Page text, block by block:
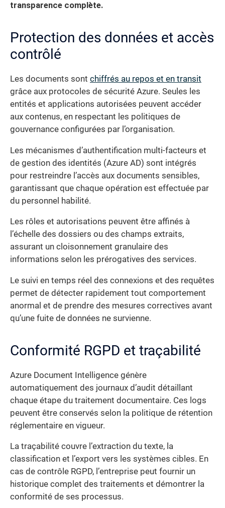
transparence complète.
Protection des données et accès
contrôlé
Les documents sont chiffrés au repos et en transit
grâce aux protocoles de sécurité Azure. Seules les
entités et applications autorisées peuvent accéder
aux contenus, en respectant les politiques de
gouvernance configurées par l’organisation.
Les mécanismes d’authentification multi-facteurs et
de gestion des identités (Azure AD) sont intégrés
pour restreindre l’accès aux documents sensibles,
garantissant que chaque opération est effectuée par
du personnel habilité.
Les rôles et autorisations peuvent être affinés à
l’échelle des dossiers ou des champs extraits,
assurant un cloisonnement granulaire des
informations selon les prérogatives des services.
Le suivi en temps réel des connexions et des requêtes
permet de détecter rapidement tout comportement
anormal et de prendre des mesures correctives avant
qu’une fuite de données ne survienne.
Conformité RGPD et traçabilité
Azure Document Intelligence génère
automatiquement des journaux d’audit détaillant
chaque étape du traitement documentaire. Ces logs
peuvent être conservés selon la politique de rétention
réglementaire en vigueur.
La traçabilité couvre l’extraction du texte, la
classification et l’export vers les systèmes cibles. En
cas de contrôle RGPD, l’entreprise peut fournir un
historique complet des traitements et démontrer la
conformité de ses processus.